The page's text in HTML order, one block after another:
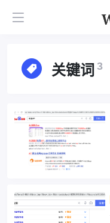
关键词 3